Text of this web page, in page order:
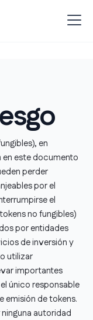
en
este documento
perder
por el
el
no fungibles)
por entidades
de inversión y
utilizar
importantes
único responsable
emisión de tokens.
autoridad